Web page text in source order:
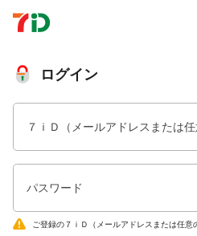
ログイン
７ｉＤ（メールアドレスまたは任
パスワード
ご登録の７ｉＤ（メールアドレスまたは任意